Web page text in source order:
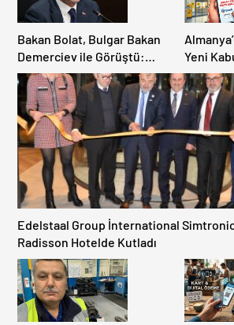
Bakan Bolat, Bulgar Bakan
Demerciev ile Görüştü:
Sınır Kapılarında “EES” ve
Yaz Yoğunluğu Masaya
Yatırıldı
Yeni
Edelstaal Group İnternational Simtronic
Radisson Hotelde Kutladı